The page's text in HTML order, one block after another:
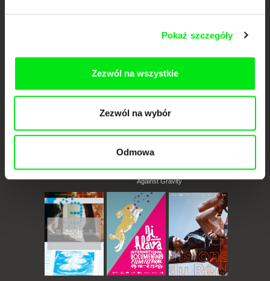
Pokaż szczegóły
Zezwól na wszystkie
Zezwól na wybór
Odmowa
Portal DAFilms.pl powstał w wyniku inicjatywy Doc Alliance, kreatywnej
jest przesuwać granice filmu dokumentalnego, wspierać jego
różnorodność i promować wartościowe autorskie filmy.
Członkowie Doc Alliance
CPH:DOX Doclisboa
Millennium Docs
Against Gravity
DOK Leipzig